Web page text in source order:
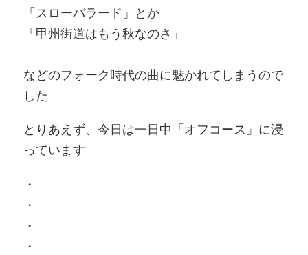
「スローバラード」とか
「甲州街道はもう秋なのさ」
などのフォーク時代の曲に魅かれてしまうので
した
とりあえず、今日は一日中「オフコース」に浸
っています
・
・
・
・